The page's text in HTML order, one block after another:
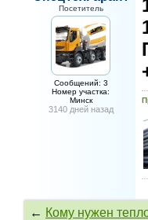
Посетитель
Сообщений: 3
Номер участка:
Минск
3140 дней назад
← Кому нужен